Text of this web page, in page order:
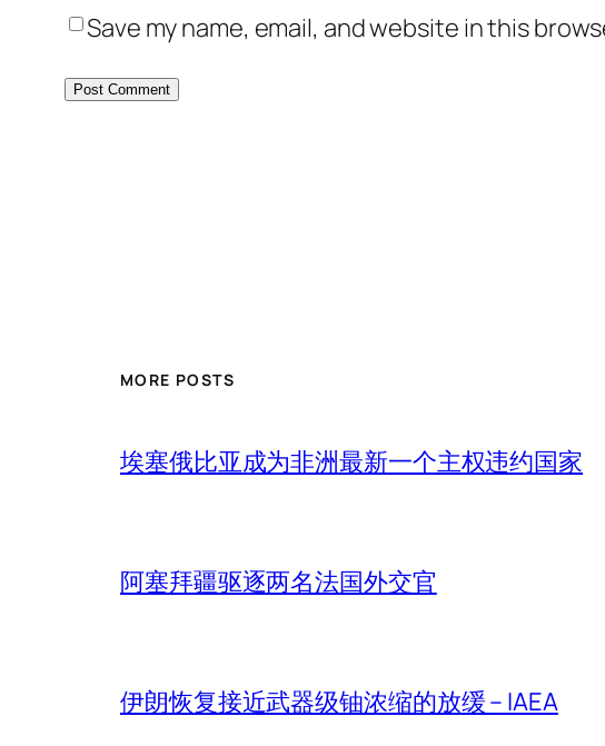
Save my name, email, and website in this
MORE POSTS
埃塞俄比亚成为非洲最新一个主权违约国家
阿塞拜疆驱逐两名法国外交官
伊朗恢复接近武器级铀浓缩的放缓 – IAEA